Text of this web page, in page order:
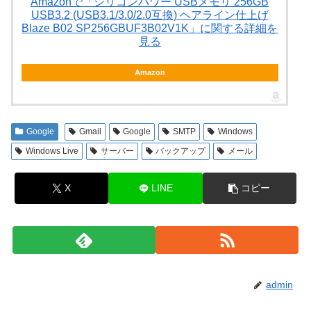
USB3.2 (USB3.1/3.0/2.0互換) ヘアライン仕上げ
Blaze B02 SP256GBUF3B02V1K」に関する詳細を
見る
Amazon
Google Gmail Google SMTP
Windows
Windows Live
サーバー バックアップ メール
X LINE コピー
admin